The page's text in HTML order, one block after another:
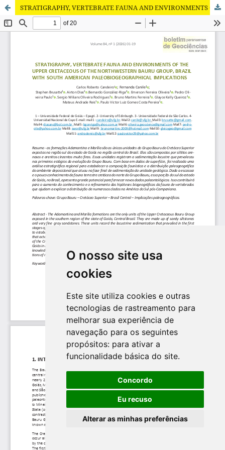
O nosso site usa
cookies
Este site utiliza cookies e outras
tecnologias de rastreamento para
melhorar sua experiência de
navegação para os seguintes
propósitos: para ativar a
funcionalidade básica do site.
Concordo
Eu recuso
Alterar as minhas preferências
STRATIGRAPHY, VERTEBRATE FAUNA AND ENVIRONMENTS OF THE UPPER CRETACEOUS OF THE NORTHWESTERN BAURU GROUP, BRAZIL WITH SOUTH AMERICAN PALEOBIOGEOGRAPHICAL IMPLICATIONS